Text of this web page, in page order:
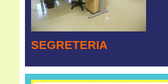
SEGRETERIA